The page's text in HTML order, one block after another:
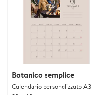
Batanico semplice
Calendario personalizzato A3 -